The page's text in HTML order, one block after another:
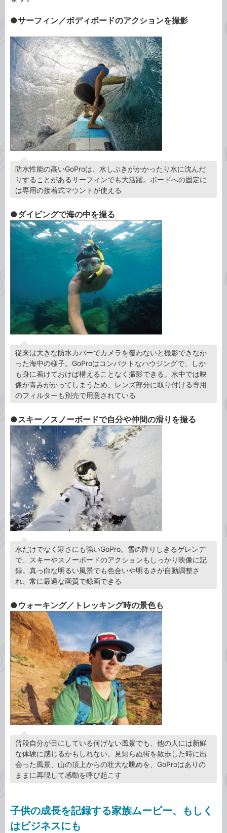
●サーフィン／ボディボードのアクションを撮影
防水性能の高いGoProは、水しぶきがかかったり水に沈んだ
りすることがあるサーフィンでも大活躍。ボードへの固定に
は専用の接着式マウントが使える
●ダイビングで海の中を撮る
従来は大きな防水カバーでカメラを覆わないと撮影できなか
った海中の様子。GoProはコンパクトなハウジングで、しか
も身に着けておけば構えることなく撮影できる。水中では映
像が青みがかってしまうため、レンズ部分に取り付ける専用
のフィルターも別売で用意されている
●スキー／スノーボードで自分や仲間の滑りを撮る
水だけでなく寒さにも強いGoPro。雪の降りしきるゲレンデ
で、スキーやスノーボードのアクションもしっかり映像に記
録。真っ白な明るい風景でも色合いや明るさが自動調整さ
れ、常に最適な画質で録画できる
●ウォーキング／トレッキング時の景色も
普段自分が目にしている何げない風景でも、他の人には新鮮
な体験に感じるかもしれない。見知らぬ街を散歩した時に出
会った風景、山の頂上からの壮大な眺めを、GoProはありの
ままに再現して感動を呼び起こす
子供の成長を記録する家族ムービー、もしく
はビジネスにも